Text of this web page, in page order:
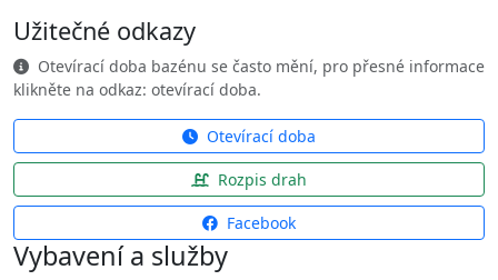
Užitečné odkazy
Otevírací doba bazénu se často mění, pro přesné informace
klikněte na odkaz: otevírací doba.
Otevírací doba
Rozpis drah
Facebook
Vybavení a služby